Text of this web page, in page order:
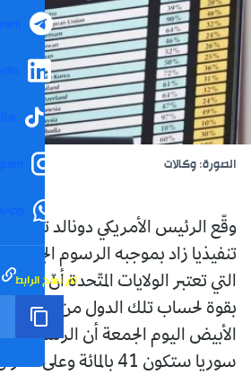
تم نسخ الرابط
الصورة: وكالات
وقّع الرئيس الأمريكي دونالد
تنفيذيا زاد بموجبه الرسوم
التي تعتبر الولايات المتّحدة أنّ
بقوة لحساب تلك الدول من بينها
الأبيض اليوم الجمعة أن الرسوم